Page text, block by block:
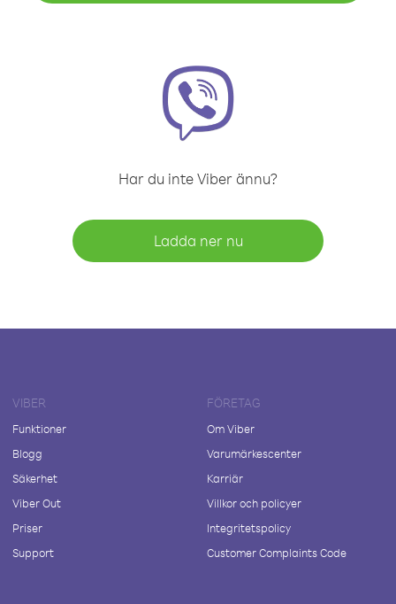
Har du inte Viber ännu?
Ladda ner nu
VIBER
Funktioner
Blogg
Säkerhet
Viber Out
Priser
Support
FÖRETAG
Om Viber
Varumärkescenter
Karriär
Villkor och policyer
Integritetspolicy
Customer Complaints Code